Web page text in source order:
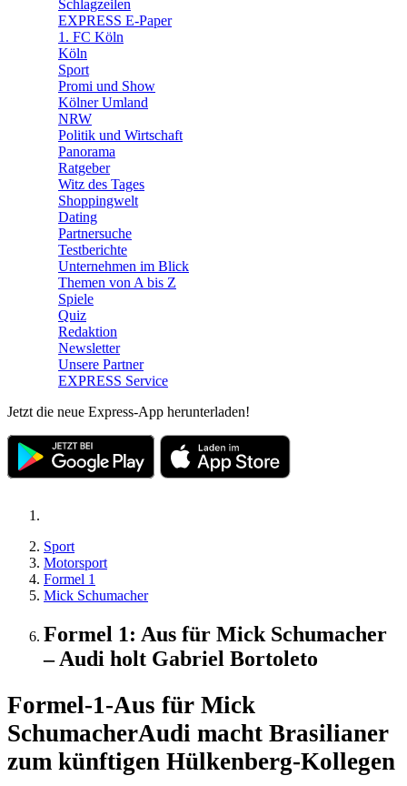
Schlagzeilen
EXPRESS E-Paper
1. FC Köln
Köln
Sport
Promi und Show
Kölner Umland
NRW
Politik und Wirtschaft
Panorama
Ratgeber
Witz des Tages
Shoppingwelt
Dating
Partnersuche
Testberichte
Unternehmen im Blick
Themen von A bis Z
Spiele
Quiz
Redaktion
Newsletter
Unsere Partner
EXPRESS Service
Jetzt die neue Express-App herunterladen!
Sport
Motorsport
Formel 1
Mick Schumacher
Formel 1: Aus für Mick Schumacher
– Audi holt Gabriel Bortoleto
Formel-1-Aus für Mick
SchumacherAudi macht Brasilianer
zum künftigen Hülkenberg-Kollegen